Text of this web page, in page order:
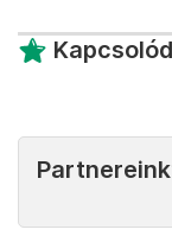
a támogatás
megbecsülni
készen áll,
tudjuk, hogy
– zárta a